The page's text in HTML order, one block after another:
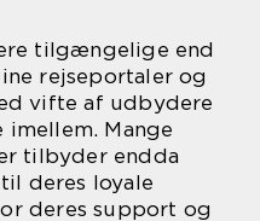
tilgængelige end
rejseportaler og
vifte af udbydere
Mange
tilbyder endda
deres loyale
deres support og